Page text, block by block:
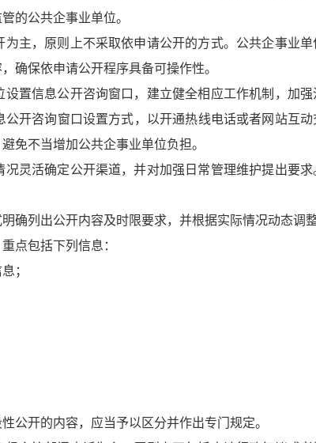
的公共企事业单位。
主，原则上不采取依申请公开的方式。公共企事业
确保依申请公开程序具备可操作性。
置信息公开咨询窗口，建立健全相应工作机制，加
开咨询窗口设置方式，以开通热线电话或者网站互
免不当增加公共企事业单位负担。
灵活确定公开渠道，并对加强日常管理维护提出要求
列出公开内容及时限要求，并根据实际情况动态调整
点包括下列信息：
；
公开的内容，应当予以区分并作出专门规定。